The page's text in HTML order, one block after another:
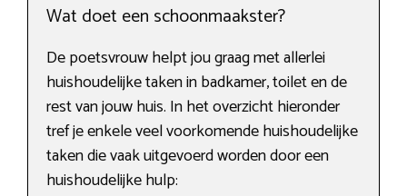
Wat doet een schoonmaakster?
De poetsvrouw helpt jou graag met allerlei
huishoudelijke taken in badkamer, toilet en de
rest van jouw huis. In het overzicht hieronder
tref je enkele veel voorkomende huishoudelijke
taken die vaak uitgevoerd worden door een
huishoudelijke hulp: